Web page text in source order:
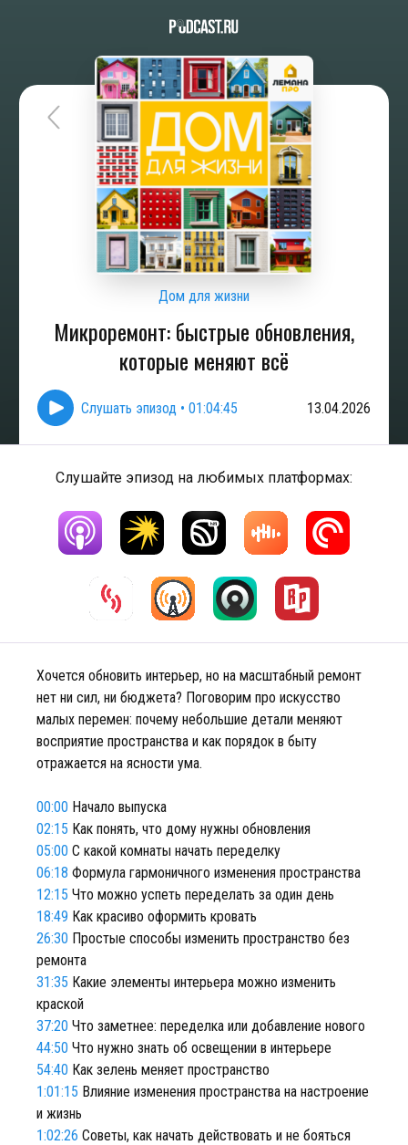
Дом для жизни
Микроремонт: быстрые обновления,
которые меняют всё
Слушать эпизод • 01:04:45 13.04.2026
Слушайте эпизод на любимых платформах:
Хочется обновить интерьер, но на масштабный ремонт
нет ни сил, ни бюджета? Поговорим про искусство
малых перемен: почему небольшие детали меняют
восприятие пространства и как порядок в быту
отражается на ясности ума.
00:00 Начало выпуска
02:15 Как понять, что дому нужны обновления
05:00 С какой комнаты начать переделку
06:18 Формула гармоничного изменения пространства
12:15 Что можно успеть переделать за один день
18:49 Как красиво оформить кровать
26:30 Простые способы изменить пространство без
ремонта
31:35 Какие элементы интерьера можно изменить
краской
37:20 Что заметнее: переделка или добавление нового
44:50 Что нужно знать об освещении в интерьере
54:40 Как зелень меняет пространство
1:01:15 Влияние изменения пространства на настроение
и жизнь
1:02:26 Советы, как начать действовать и не бояться